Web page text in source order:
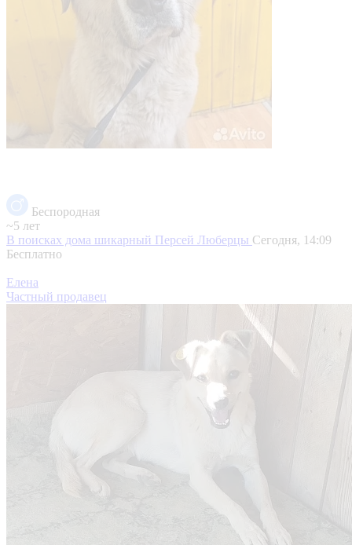
Беспородная
~5 лет
В поисках дома шикарный Персей Люберцы Сегодня, 14:09
Бесплатно
Елена
Частный продавец